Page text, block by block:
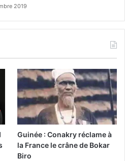
2019
Guinée : Conakry réclame à
la France le crâne de Bokar
Biro